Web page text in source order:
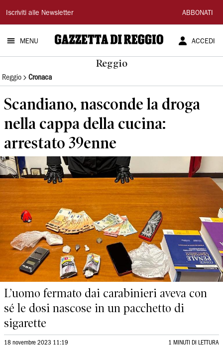
Gazzetta
di
Reggio
Iscriviti alle Newsletter ABBONATI
MENU ACCEDI
Reggio
Reggio Cronaca
Scandiano, nasconde la droga
nella cappa della cucina:
arrestato 39enne
L’uomo fermato dai carabinieri aveva con
sé le dosi nascose in un pacchetto di
sigarette
18 novembre 2023 11:19 1 MINUTI DI LETTURA